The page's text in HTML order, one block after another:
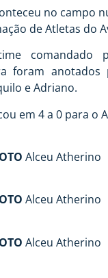
no campo
de Atletas do
comandado
foram anotados
e Adriano.
em 4 a 0 para o
Alceu Atherino
Alceu Atherino
Alceu Atherino